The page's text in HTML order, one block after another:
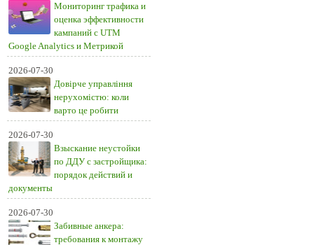
Мониторинг трафика и
оценка эффективности
кампаний с UTM
Google Analytics и Метрикой
2026-07-30
Довірче управління
нерухомістю: коли
варто це робити
2026-07-30
Взыскание неустойки
по ДДУ с застройщика:
порядок действий и
документы
2026-07-30
Забивные анкера:
требования к монтажу